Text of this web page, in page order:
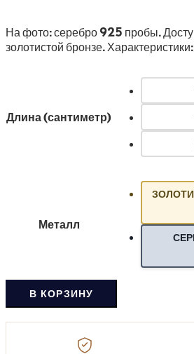
На фото: серебро 925 пробы.
золотистой бронзе.
Длина (сантиметр)
Металл
В КОРЗИНУ